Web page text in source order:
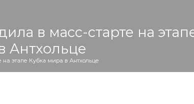
в масс-старте на
Антхольце
этапе Кубка мира в Антхольце